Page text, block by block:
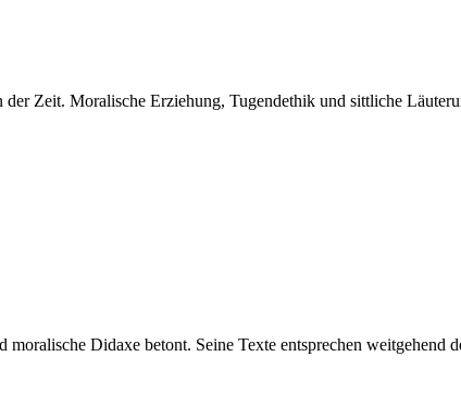
Zeit. Moralische Erziehung, Tugendethik und sittliche
Didaxe betont. Seine Texte entsprechen weitgehend